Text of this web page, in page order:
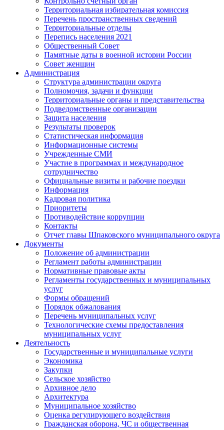
Территориальная избирательная комиссия
Перечень пространственных сведений
Территориальные отделы
Перепись населения 2021
Общественный Совет
Памятные даты в военной истории России
Совет женщин
Администрация
Структура администрации округа
Полномочия, задачи и функции
Территориальные органы и представительства
Подведомственные организации
Защита населения
Результаты проверок
Статистическая информация
Информационные системы
Учрежденные СМИ
Участие в программах и международное
сотрудничество
Официальные визиты и рабочие поездки
Информация
Кадровая политика
Приоритеты
Противодействие коррупции
Контакты
Отчет главы Шпаковского муниципального округа
Документы
Положение об администрации
Регламент работы администрации
Нормативные правовые акты
Регламенты государственных и муниципальных
услуг
Формы обращений
Порядок обжалования
Перечень муниципальных услуг
Технологические схемы предоставления
муниципальных услуг
Деятельность
Государственные и муниципальные услуги
Экономика
Закупки
Сельское хозяйство
Архивное дело
Архитектура
Муниципальное хозяйство
Оценка регулирующего воздействия
Гражданская оборона, ЧС и общественная